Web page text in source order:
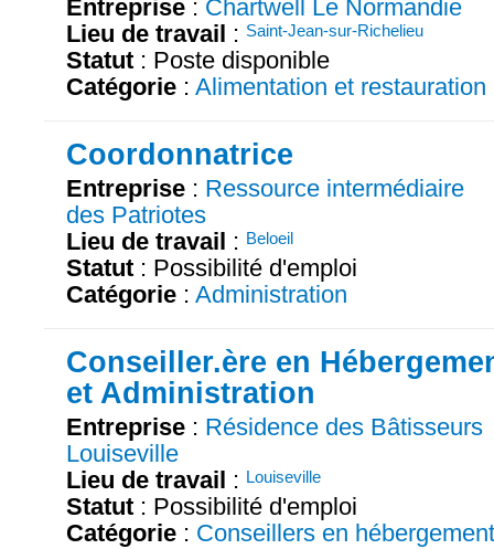
Entreprise : Chartwell Le Normandie
Lieu de travail : Saint-Jean-sur-Richelieu
Statut : Poste disponible
Catégorie : Alimentation et restauration
Coordonnatrice
Entreprise : Ressource intermédiaire
des Patriotes
Lieu de travail : Beloeil
Statut : Possibilité d'emploi
Catégorie : Administration
Conseiller.ère en
et Administration
Entreprise : Résidence des Bâtisseurs
Louiseville
Lieu de travail : Louiseville
Statut : Possibilité d'emploi
Catégorie : Conseillers en hébergement